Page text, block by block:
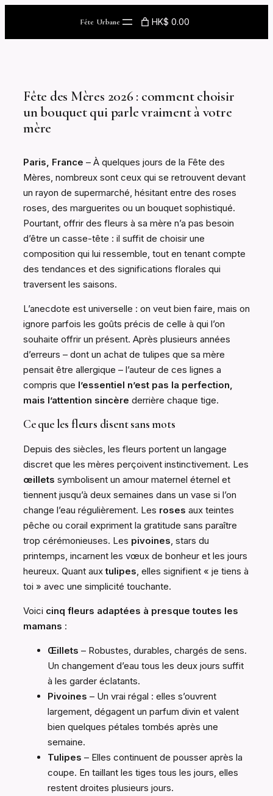
content
Fête Urbane HK$ 0.00
Fête des Mères 2026 : comment choisir
un bouquet qui parle vraiment à votre
mère
Paris, France – À quelques jours de la Fête des
Mères, nombreux sont ceux qui se retrouvent devant
un rayon de supermarché, hésitant entre des roses
roses, des marguerites ou un bouquet sophistiqué.
Pourtant, offrir des fleurs à sa mère n’a pas besoin
d’être un casse-tête : il suffit de choisir une
composition qui lui ressemble, tout en tenant compte
des tendances et des significations florales qui
traversent les saisons.
L’anecdote est universelle : on veut bien faire, mais on
ignore parfois les goûts précis de celle à qui l’on
souhaite offrir un présent. Après plusieurs années
d’erreurs – dont un achat de tulipes que sa mère
pensait être allergique – l’auteur de ces lignes a
compris que l’essentiel n’est pas la perfection,
mais l’attention sincère derrière chaque tige.
Ce que les fleurs disent sans mots
Depuis des siècles, les fleurs portent un langage
discret que les mères perçoivent instinctivement. Les
œillets symbolisent un amour maternel éternel et
tiennent jusqu’à deux semaines dans un vase si l’on
change l’eau régulièrement. Les roses aux teintes
pêche ou corail expriment la gratitude sans paraître
trop cérémonieuses. Les pivoines, stars du
printemps, incarnent les vœux de bonheur et les jours
heureux. Quant auxtulipes, elles signifient « je tiens à
toi » avec une simplicité touchante.
Voici cinq fleurs adaptées à presque toutes les
mamans :
Œillets – Robustes, durables, chargés de sens.
Un changement d’eau tous les deux jours suffit
à les garder éclatants.
Pivoines – Un vrai régal : elles s’ouvrent
largement, dégagent un parfum divin et valent
bien quelques pétales tombés après une
semaine.
Tulipes – Elles continuent de pousser après la
coupe. En taillant les tiges tous les jours, elles
restent droites plusieurs jours.